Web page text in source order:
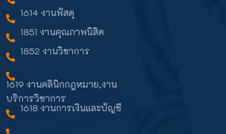
1614 งานพัสดุ
1851 งานคุณภาพนิสิต
1852 งานวิชาการ
1619 งานคลินิกกฎหมาย,งาน
บริการวิชาการ
1618 งานการเงินและบัญชี